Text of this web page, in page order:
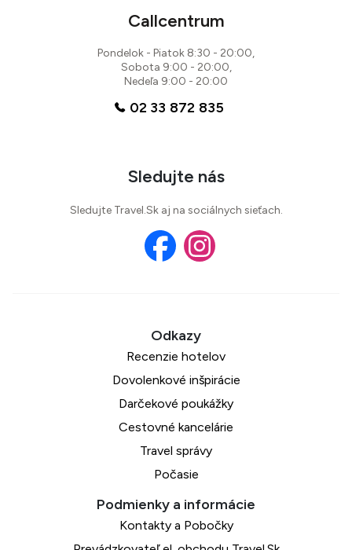
Callcentrum
Pondelok - Piatok 8:30 - 20:00,
Sobota 9:00 - 20:00,
Nedeľa 9:00 - 20:00
02 33 872 835
Sledujte nás
Sledujte Travel.Sk aj na sociálnych sieťach.
Recenzie hotelov
Dovolenkové inšpirácie
Darčekové poukážky
Cestovné kancelárie
Travel správy
Počasie
Kontakty a Pobočky